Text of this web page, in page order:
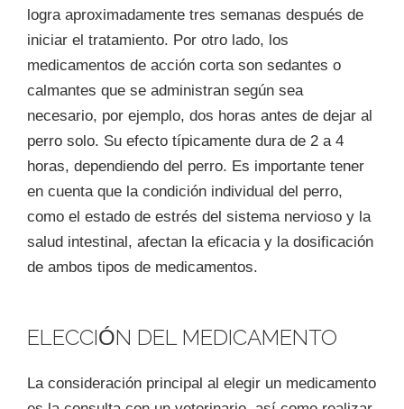
logra aproximadamente tres semanas después de
iniciar el tratamiento. Por otro lado, los
medicamentos de acción corta son sedantes o
calmantes que se administran según sea
necesario, por ejemplo, dos horas antes de dejar al
perro solo. Su efecto típicamente dura de 2 a 4
horas, dependiendo del perro. Es importante tener
en cuenta que la condición individual del perro,
como el estado de estrés del sistema nervioso y la
salud intestinal, afectan la eficacia y la dosificación
de ambos tipos de medicamentos.
ELECCIÓN DEL MEDICAMENTO
La consideración principal al elegir un medicamento